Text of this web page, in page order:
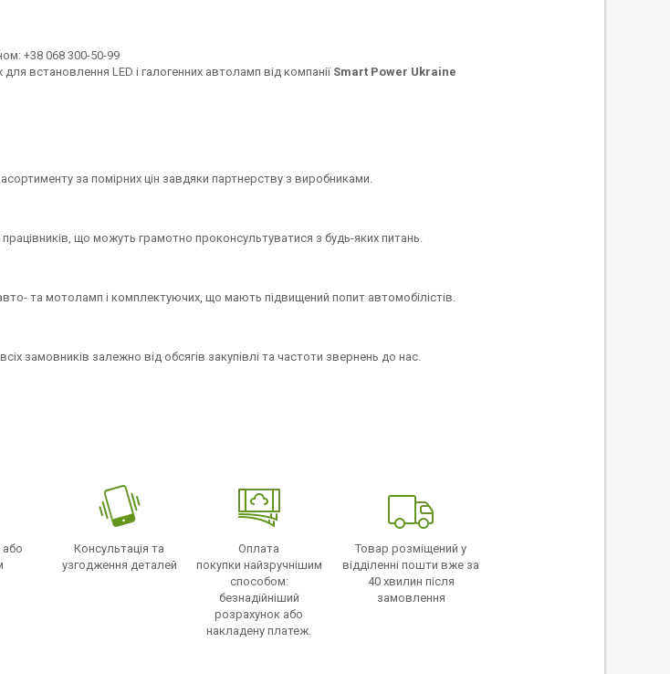
+38 068 300-50-99
встановлення LED і галогенних автоламп від компаніїSmart Power Ukraine
за помірних цін завдяки партнерству з виробниками.
що можуть грамотно проконсультуватися з будь-яких питань.
та мотоламп і комплектуючих, що мають підвищений попит автомобілістів.
замовників залежно від обсягів закупівлі та частоти звернень до нас.
або
Консультація та
узгодження деталей
Оплата
покупки найзручнішим
способом:
безнадійніший
розрахунок або
накладену платеж.
Товар розміщений у
відділенні пошти вже за
40 хвилин після
замовлення